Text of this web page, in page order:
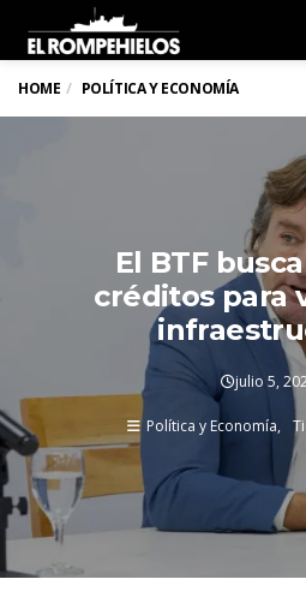
HOME POLÍTICA Y ECONOMÍA
El BTF
créditos para
julio 5,
Política y Economía